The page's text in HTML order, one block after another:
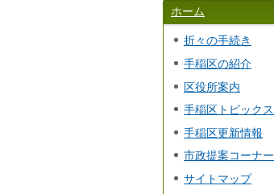
ホーム
折々の手続き
手稲区の紹介
区役所案内
手稲区トピックス
手稲区更新情報
市政提案コーナー
サイトマップ